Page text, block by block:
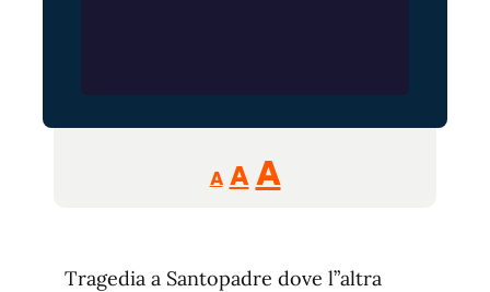
A
Reducir
tamaño
A Restablecer
fuente
AAumentar
de
Tragedia a Santopadre dove l”altra